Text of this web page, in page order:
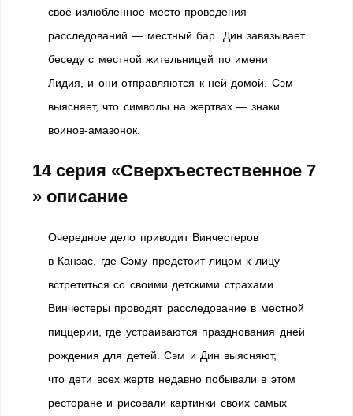
своё излюбленное место проведения
расследований — местный бар. Дин завязывает
беседу с местной жительницей по имени
Лидия, и они отправляются к ней домой. Сэм
выясняет, что символы на жертвах — знаки
воинов-амазонок.
14 серия «Сверхъестественное 7
» описание
Очередное дело приводит Винчестеров
в Канзас, где Сэму предстоит лицом к лицу
встретиться со своими детскими страхами.
Винчестеры проводят расследование в местной
пиццерии, где устраиваются празднования дней
рождения для детей. Сэм и Дин выясняют,
что дети всех жертв недавно побывали в этом
ресторане и рисовали картинки своих самых